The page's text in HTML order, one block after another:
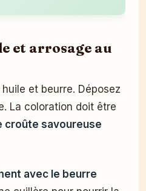
et arrosage au
et beurre. Déposez
La coloration doit être
croûte savoureuse
avec le beurre